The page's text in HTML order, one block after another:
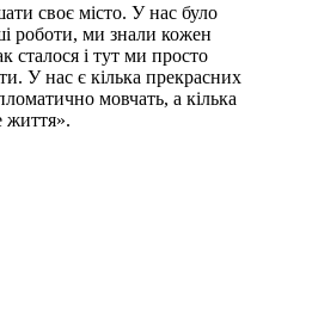
своє місто. У нас було
роботи, ми знали кожен
сталося і тут ми просто
У нас є кілька прекрасних
мовчать, а кілька
життя».